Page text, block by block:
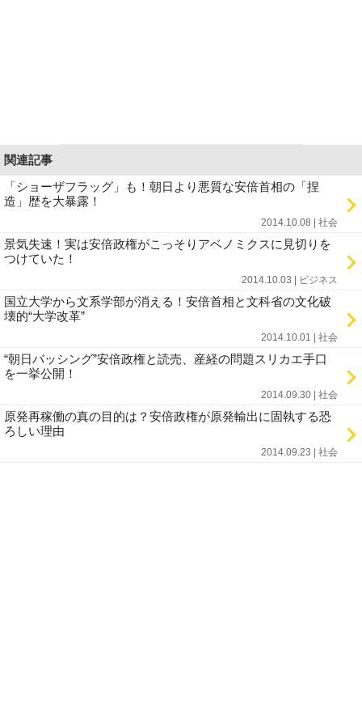
関連記事
「ショーザフラッグ」も！朝日より悪質な安倍首相の「捏
造」歴を大暴露！
2014.10.08 | 社会
景気失速！実は安倍政権がこっそりアベノミクスに見切りを
つけていた！
2014.10.03 | ビジネス
国立大学から文系学部が消える！安倍首相と文科省の文化破
壊的“大学改革”
2014.10.01 | 社会
“朝日バッシング”安倍政権と読売、産経の問題スリカエ手口
を一挙公開！
2014.09.30 | 社会
原発再稼働の真の目的は？安倍政権が原発輸出に固執する恐
ろしい理由
2014.09.23 | 社会